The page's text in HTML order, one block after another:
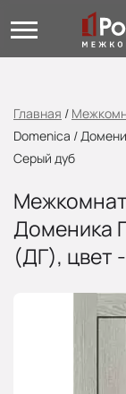
Главная /
Domenica /
Серый дуб
Доменика
(ДГ), цвет